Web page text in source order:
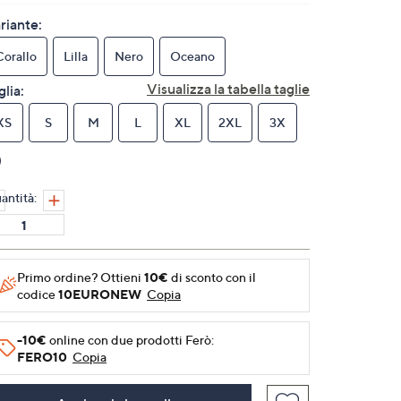
Stesso
pagina.
Lilla Nero Oceano
Visualizza la tabella taglie
S M L XL 2XL 3X
Primo ordine? Ottieni 10€ di sconto con il
codice10EURONEW Copia
-10€ online con due prodotti Ferò:
FERO10 Copia